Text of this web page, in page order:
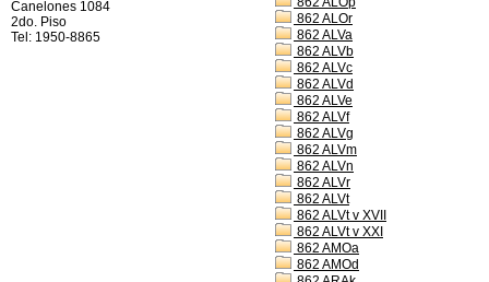
862 ALOr
862 ALVa
862 ALVb
862 ALVc
862 ALVd
862 ALVe
862 ALVf
862 ALVg
862 ALVm
862 ALVn
862 ALVr
862 ALVt
862 ALVt v XVII
862 ALVt v XXI
862 AMOa
862 AMOd
Canelones 1084
2do. Piso
Tel: 1950-8865